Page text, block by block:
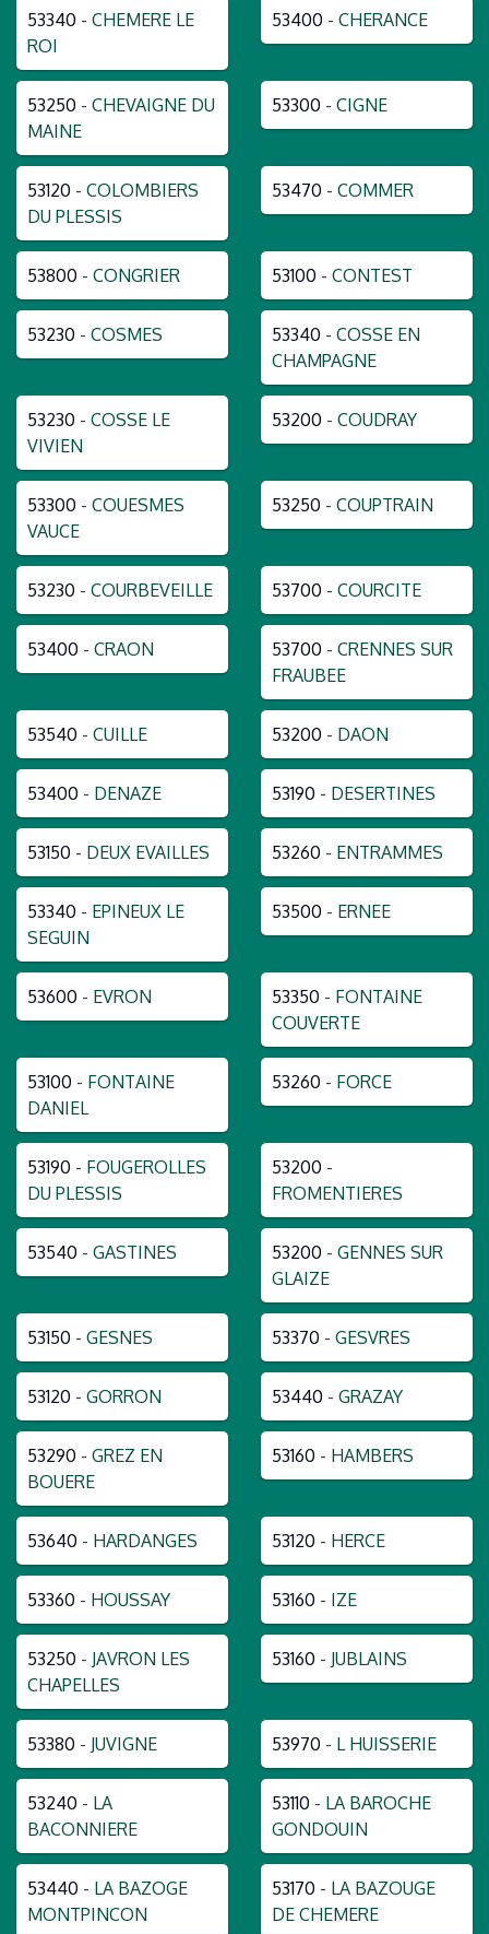
53340 - CHEMERE LE
ROI
53400 - CHERANCE
53250 - CHEVAIGNE DU
MAINE
53300 - CIGNE
53120 - COLOMBIERS
DU PLESSIS
53470 - COMMER
53800 - CONGRIER 53100 - CONTEST
53230 - COSMES 53340 - COSSE EN
CHAMPAGNE
53230 - COSSE LE
VIVIEN
53200 - COUDRAY
53300 - COUESMES
VAUCE
53250 - COUPTRAIN
53230 - COURBEVEILLE 53700 - COURCITE
53400 - CRAON 53700 - CRENNES SUR
FRAUBEE
53540 - CUILLE 53200 - DAON
53400 - DENAZE 53190 - DESERTINES
53150 - DEUX EVAILLES 53260 - ENTRAMMES
53340 - EPINEUX LE
SEGUIN
53500 - ERNEE
53600 - EVRON 53350 - FONTAINE
COUVERTE
53100 - FONTAINE
DANIEL
53260 - FORCE
53190 - FOUGEROLLES
DU PLESSIS
53200 -
FROMENTIERES
53540 - GASTINES 53200 - GENNES SUR
GLAIZE
53150 - GESNES 53370 - GESVRES
53120 - GORRON 53440 - GRAZAY
53290 - GREZ EN
BOUERE
53160 - HAMBERS
53640 - HARDANGES 53120 - HERCE
53360 - HOUSSAY 53160 - IZE
53250 - JAVRON LES
CHAPELLES
53160 - JUBLAINS
53380 - JUVIGNE 53970 - L HUISSERIE
53240 - LA
BACONNIERE
53110 - LA BAROCHE
GONDOUIN
53440 - LA BAZOGE
MONTPINCON
53170 - LA BAZOUGE
DE CHEMERE